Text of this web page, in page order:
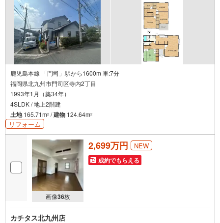
鹿児島本線 「門司」駅から1600m 車:7分
福岡県北九州市門司区寺内2丁目
1993年1月（築34年）
4SLDK / 地上2階建
土地165.71m2 /建物 124.64m2
リフォーム
画像36枚
2,699万円 NEW
成約でもらえる
カチタス北九州店